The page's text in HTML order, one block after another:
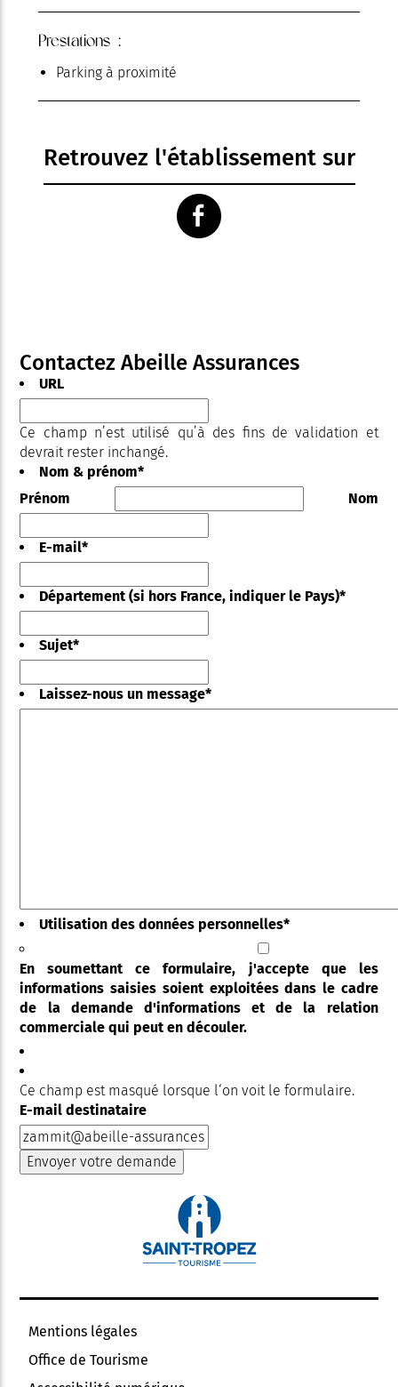
Prestations :
Parking à proximité
Retrouvez l'établissement sur
Contactez Abeille Assurances
URL
Ce champ n’est utilisé qu’à des fins de validation et
devrait rester inchangé.
Nom & prénom*
Prénom
Nom
E-mail*
Département (si hors France, indiquer le Pays)*
Sujet*
Laissez-nous un message*
Utilisation des données personnelles*
En soumettant ce formulaire, j'accepte que les
informations saisies soient exploitées dans le cadre
de la demande d'informations et de la relation
commerciale qui peut en découler.
Ce champ est masqué lorsque l‘on voit le formulaire.
E-mail destinataire
Mentions légales
Office de Tourisme